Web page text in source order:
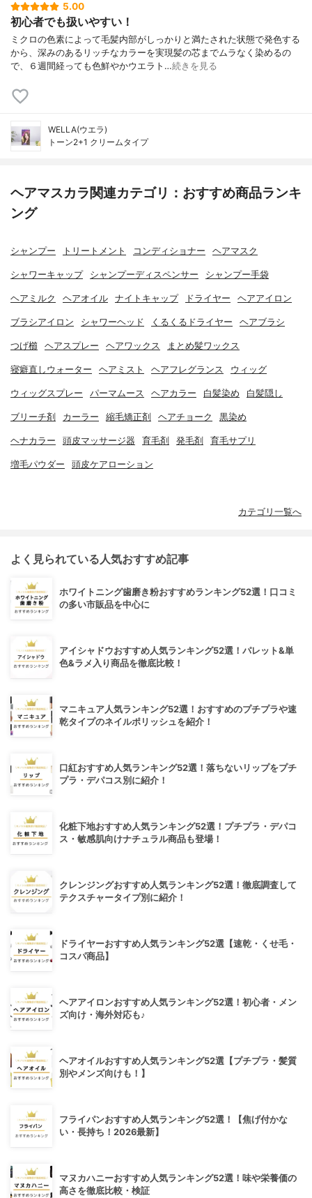
5.00
初心者でも扱いやすい！
ミクロの色素によって毛髪内部がしっかりと満たされた状態で発色する
から、深みのあるリッチなカラーを実現髪の芯までムラなく染めるの
で、６週間経っても色鮮やかウエラト…続きを見る
WELLA(ウエラ)
トーン2+1 クリームタイプ
ヘアマスカラ関連カテゴリ：おすすめ商品ランキ
ング
シャンプー トリートメント コンディショナー ヘアマスク
シャワーキャップ シャンプーディスペンサー シャンプー手袋
ヘアミルク ヘアオイル ナイトキャップ ドライヤー ヘアアイロン
ブラシアイロン シャワーヘッド くるくるドライヤー ヘアブラシ
つげ櫛 ヘアスプレー ヘアワックス まとめ髪ワックス
寝癖直しウォーター ヘアミスト ヘアフレグランス ウィッグ
ウィッグスプレー パーマムース ヘアカラー 白髪染め 白髪隠し
ブリーチ剤 カーラー 縮毛矯正剤 ヘアチョーク 黒染め
ヘナカラー 頭皮マッサージ器 育毛剤 発毛剤 育毛サプリ
増毛パウダー 頭皮ケアローション
カテゴリ一覧へ
よく見られている人気おすすめ記事
ホワイトニング歯磨き粉おすすめランキング52選！口コミ
の多い市販品を中心に
アイシャドウおすすめ人気ランキング52選！パレット&単
色&ラメ入り商品を徹底比較！
マニキュア人気ランキング52選！おすすめのプチプラや速
乾タイプのネイルポリッシュを紹介！
口紅おすすめ人気ランキング52選！落ちないリップをプチ
プラ・デパコス別に紹介！
化粧下地おすすめ人気ランキング52選！プチプラ・デパコ
ス・敏感肌向けナチュラル商品も登場！
クレンジングおすすめ人気ランキング52選！徹底調査して
テクスチャータイプ別に紹介！
ドライヤーおすすめ人気ランキング52選【速乾・くせ毛・
コスパ商品】
ヘアアイロンおすすめ人気ランキング52選！初心者・メン
ズ向け・海外対応も♪
ヘアオイルおすすめ人気ランキング52選【プチプラ・髪質
別やメンズ向けも！】
フライパンおすすめ人気ランキング52選！【焦げ付かな
い・長持ち！2026最新】
マヌカハニーおすすめ人気ランキング52選！味や栄養価の
高さを徹底比較・検証